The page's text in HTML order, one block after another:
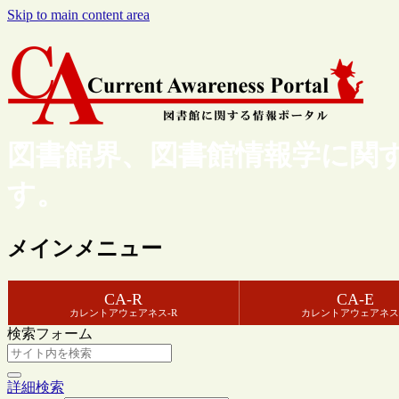
Skip to main content area
図書館界、図書館情報学に
す。
メインメニュー
CA-R
カレントアウェアネス-R
CA-E
カレントアウェアネ
検索フォーム
詳細検索